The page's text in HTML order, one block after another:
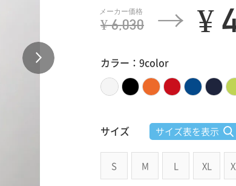
¥ 6,030 ¥
カラー：9color
サイズ サイズ表を表示
S M L XL